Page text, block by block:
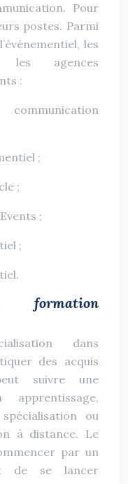
Pour
postes. Parmi
les
agences
:
;
;
;
;
dans
des acquis
suivre une
ou
à distance. Le
par un
de se lancer